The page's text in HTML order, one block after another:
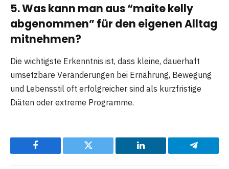
5. Was kann man aus “maite kelly
abgenommen” für den eigenen Alltag
mitnehmen?
Die wichtigste Erkenntnis ist, dass kleine, dauerhaft
umsetzbare Veränderungen bei Ernährung, Bewegung
und Lebensstil oft erfolgreicher sind als kurzfristige
Diäten oder extreme Programme.
Facebook Twitter LinkedIn Telegram